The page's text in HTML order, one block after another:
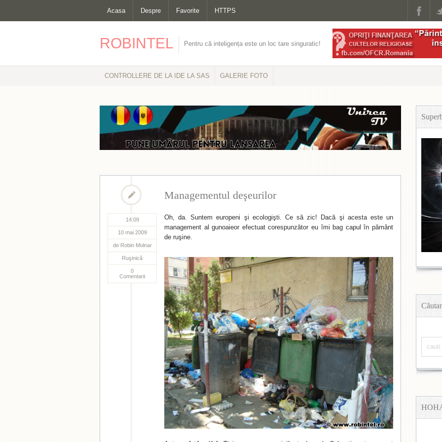
Acasa Despre Favorite HTTPS
ROBINTEL Pentru că inteligența este un loc tare singuratic!
CONTROLLERE DE LA IDE LA SAS GALERIE FOTO
14:09
10 mai 2009
de Robin Molnar
Ruşinică
0
Comentarii
Managementul deşeurilor
Oh, da. Suntem europeni şi ecologişti. Ce să zic! Dacă şi acesta este un
management al gunoaieor efectuat corespunzător eu îmi bag capul în pământ
de ruşine.